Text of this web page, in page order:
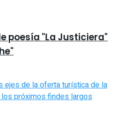
poesía "La Justiciera"